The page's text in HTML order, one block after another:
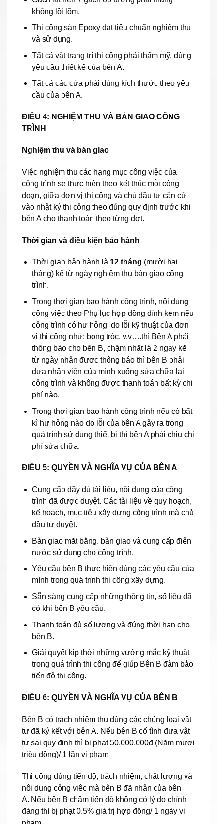
không lồi lõm.
Thi công sàn Epoxy đạt tiêu chuẩn nghiệm thu
và sử dụng.
Tất cả vật trang trí thi công phải thẩm mỹ, đúng
yêu cầu thiết kế của bên A.
Tất cả các cửa phải đúng kích thước theo yêu
cầu của bên A.
ĐIỀU 4: NGHIỆM THU VÀ BÀN GIAO CÔNG
TRÌNH
Nghiệm thu và bàn giao
Việc nghiệm thu các hạng mục công việc của
công trình sẽ thực hiện theo kết thúc mỗi công
đoạn, giữa đơn vị thi công và chủ đầu tư căn cứ
vào nhật ký thi công theo đúng quy định trước khi
bên A cho thanh toán theo từng đợt.
Thời gian và điều kiện bảo hành
Thời gian bảo hành là 12 tháng (mười hai
tháng) kể từ ngày nghiệm thu bàn giao công
trình.
Trong thời gian bảo hành công trình, nội dung
công việc theo Phụ lục hợp đồng đính kèm nếu
công trình có hư hỏng, do lỗi kỹ thuật của đơn
vị thi công như: bong tróc, v.v….thì Bên A phải
thông báo cho bên B, chậm nhất là 2 ngày kể
từ ngày nhận được thông báo thì bên B phải
đưa nhân viên của mình xuống sửa chữa lại
công trình và không được thanh toán bất kỳ chi
phí nào.
Trong thời gian bảo hành công trình nếu có bất
kì hư hỏng nào do lỗi của bên A gây ra trong
quá trình sử dụng thiết bị thì bên A phải chịu chi
phí sửa chữa.
ĐIỀU 5: QUYỀN VÀ NGHĨA VỤ CỦA BÊN A
Cung cấp đầy đủ tài liệu, nội dung của công
trình đã được duyệt. Các tài liệu về quy hoạch,
kế hoạch, mục tiêu xây dựng công trình mà chủ
đầu tư duyệt.
Bàn giao mặt bằng, bàn giao và cung cấp điện
nước sử dụng cho công trình.
Yêu cầu bên B thực hiện đúng các yêu cầu của
mình trong quá trình thi công xây dựng.
Sẵn sàng cung cấp những thông tin, số liệu đã
có khi bên B yêu cầu.
Thanh toán đủ số lượng và đúng thời hạn cho
bên B.
Giải quyết kịp thời những vướng mắc kỹ thuật
trong quá trình thi công để giúp Bên B đảm bảo
tiến độ thi công.
ĐIỀU 6: QUYỀN VÀ NGHĨA VỤ CỦA BÊN B
Bên B có trách nhiệm thu đúng các chủng loại vật
tư đã ký kết với bên A. Nếu bên B cố tình đưa vật
tư sai quy định thì bị phạt 50.000.000đ (Năm mươi
triệu đồng)/ 1 lần vi phạm
Thi công đúng tiến độ, trách nhiệm, chất lượng và
nội dung công việc mà bên B đã nhận của bên
A. Nếu bên B chậm tiến độ không có lý do chính
đáng thì bị phạt 0.5% giá trị hợp đồng/ 1 ngày vi